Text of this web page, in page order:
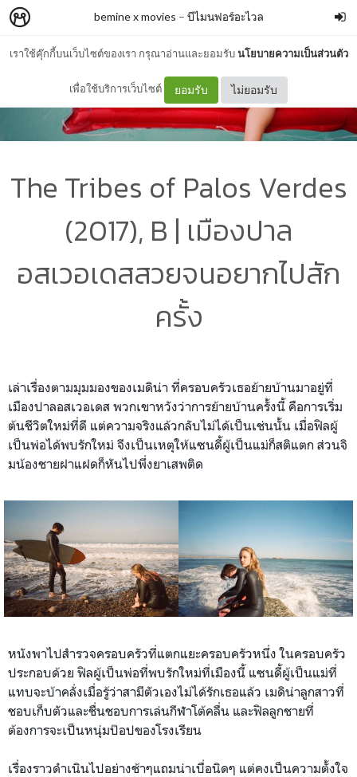
เราใช้คุ๊กกี้บนเว็บไซต์ของเรา กรุณาอ่านและยอมรับนโยบายความเป็นส่วนตัว
เพื่อใช้บริการเว็บไซต์ ยอมรับ ไม่ยอมรับ
bemine x movies – บีไมนฟอร์อะไวล
The Tribes of Palos Verdes
(2017), B | เมืองปาล
อสเวอเดสสวยจนอยากไปสัก
ครั้ง
เล่าเรื่องตามมุมมองของเมดิน่า ที่ครอบครัวเธอย้ายบ้านมาอยู่ที่
เมืองปาลอสเวอเดส พวกเขาหวังว่าการย้ายบ้านครั้งนี้ คือการเริ่ม
ต้นชีวิตใหม่ที่ดี แต่ความจริงแล้วกลับไม่ได้เป็นเช่นนั้น เมื่อฟิลผู้
เป็นพ่อได้พบรักใหม่ จีงเป็นเหตุให้แซนดี้ผู้เป็นแม่ก็สติแตก ส่วนจิ
มน้องชายฝาแฝดก็หันไปพึ่งยาเสพติด
หนังพาไปสำรวจครอบครัวที่แตกแยะครอบครัวหนึ่ง ในครอบครัว
ประกอบด้วย ฟิลผู้เป็นพ่อที่พบรักใหม่ที่เมืองนี้ แซนดี้ผู้เป็นแม่ที่
แทบจะบ้าคลั่งเมื่อรู้ว่าสามีตัวเองไม่ได้รักเธอแล้ว เมดิน่าลูกสาวที่
ชอบเก็บตัวและชื่นชอบการเล่นกีฬาโต้คลื่น และฟิลลูกชายที่
ต้องการจะเป็นหนุ่มป๊อปของโรงเรียน
เรื่องราวดำเนินไปอย่างช้าๆแถมน่าเบื่อนิดๆ แต่คงเป็นความตั้งใจ